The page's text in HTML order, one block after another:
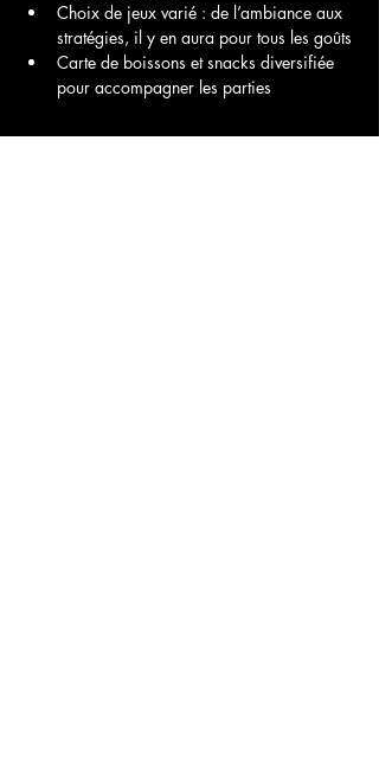
Choix de jeux varié : de l’ambiance aux
stratégies, il y en aura pour tous les goûts
Carte de boissons et snacks diversifiée
pour accompagner les parties